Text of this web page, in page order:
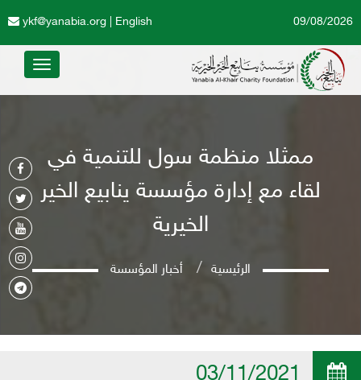
English
ykf@yanabia.org 09/08/2026
Toggle
ممثلا منظمة سول للتنمية في
لقاء مع إدارة مؤسسة ينابيع الخير
الخيرية
الرئيسية أخبار المؤسسة